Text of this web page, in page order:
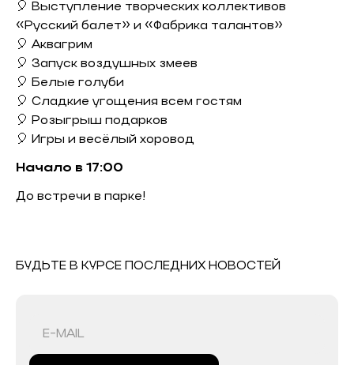
🎈 Выступление творческих коллективов
«Русский балет» и «Фабрика талантов»
🎈 Аквагрим
🎈 Запуск воздушных змеев
🎈 Белые голуби
🎈 Сладкие угощения всем гостям
🎈 Розыгрыш подарков
🎈 Игры и весёлый хоровод
Начало в 17:00
До встречи в парке!
БУДЬТЕ В КУРСЕ ПОСЛЕДНИХ НОВОСТЕЙ